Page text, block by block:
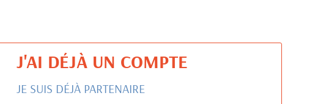
J'AI DÉJÀ UN COMPTE
JE SUIS DÉJÀ PARTENAIRE